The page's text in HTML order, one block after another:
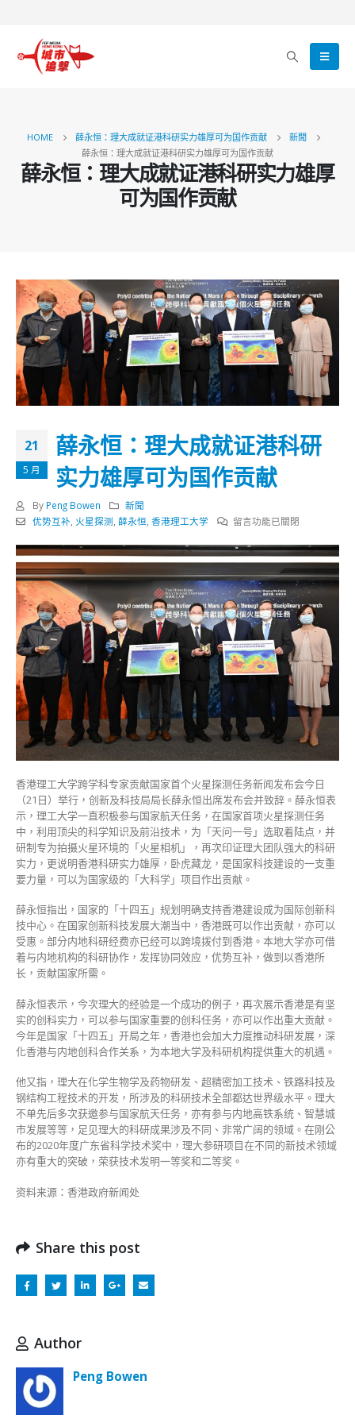
HOME 薛永恒：理大成就证港科研实力雄厚可为国作贡献
新聞
薛永恒：理大成就证港科研实力雄厚可为国作贡献
薛永恒：理大成就证港科研实力雄厚
可为国作贡献
21
5 月
薛永恒：理大成就证港科研
实力雄厚可为国作贡献
By Peng Bowen
新聞
优势互补, 火星探测, 薛永恒, 香港理工大学
在
永
理
大
成
就
证
港
科
研
力
雄
厚
为
国
作
献〉
中
留言功能已關閉
香港理工大学跨学科专家贡献国家首个火星探测任务新闻发布会今日
（21日）举行，创新及科技局局长薛永恒出席发布会并致辞。薛永恒表
示，理工大学一直积极参与国家航天任务，在国家首项火星探测任务
中，利用顶尖的科学知识及前沿技术，为「天问一号」选取着陆点，并
研制专为拍摄火星环境的「火星相机」，再次印证理大团队强大的科研
实力，更说明香港科研实力雄厚，卧虎藏龙，是国家科技建设的一支重
要力量，可以为国家级的「大科学」项目作出贡献。
薛永恒指出，国家的「十四五」规划明确支持香港建设成为国际创新科
技中心。在国家创新科技发展大潮当中，香港既可以作出贡献，亦可以
受惠。部分内地科研经费亦已经可以跨境拨付到香港。本地大学亦可借
着与内地机构的科研协作，发挥协同效应，优势互补，做到以香港所
长，贡献国家所需。
薛永恒表示，今次理大的经验是一个成功的例子，再次展示香港是有坚
实的创科实力，可以参与国家重要的创科任务，亦可以作出重大贡献。
今年是国家「十四五」开局之年，香港也会加大力度推动科研发展，深
化香港与内地创科合作关系，为本地大学及科研机构提供重大的机遇。
他又指，理大在化学生物学及药物研发、超精密加工技术、铁路科技及
钢结构工程技术的开发，所涉及的科研技术全部都达世界级水平。理大
不单先后多次获邀参与国家航天任务，亦有参与内地高铁系统、智慧城
市发展等等，足见理大的科研成果涉及不同、非常广阔的领域。在刚公
布的2020年度广东省科学技术奖中，理大参研项目在不同的新技术领域
亦有重大的突破，荣获技术发明一等奖和二等奖。
资料来源：香港政府新闻处
Share this post
Author
Peng Bowen